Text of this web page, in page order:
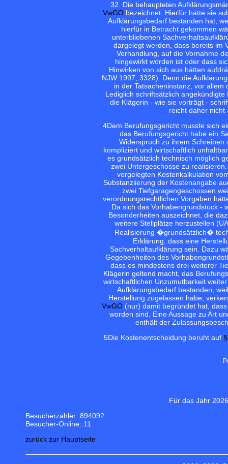
32. Die behaupteten
VwGO bezeichnet. Hierfür hätte sie
Aufklärungsbedarf bestanden hat,
hierfür in Betracht gekommen
unterbliebenen
dargelegt werden, dass bereits im
Verhandlung, auf die Vornahme
hingewirkt worden ist oder dass
Hinwirken von sich aus hätten
NJW 1997, 3328). Denn die
in der Tatsacheninstanz, vor
Lediglich schriftsätzlich
die Klägerin - wie sie vorträgt -
reicht daher nicht
4Dem Berufungsgericht musste sich
das Berufungsgericht habe ein
Widerspruch zu ihrem
kompliziert und wirtschaftlich
es grundsätzlich technisch möglich
zwei Untergeschosse zu
vorgelegten Kostenkalkulation
Substanziierung der Kostenangabe
zwei Tiefgaragengeschossen
verordnungsrechtlichen Vorgaben
Da sich das Vorhabengrundstück -
Besonderheiten auszeichnet, die
weitere Stellplätze herzustellen
Realisierung �grundsätzlich�
Erklärung, dass eine
Sachverhaltaufklärung sein. Dazu
Gegebenheiten des
dass es mindestens drei weiterer
Klägerin geltend macht, das
wirtschaftlichen Unzumutbarkeit
Aufklärungsbedarf bestanden,
Herstellung zugelassen habe,
VwGO (nur) damit begründet hat,
worden sind. Eine Aussage zu Art
enthält der
5Die Kostenentscheidung beruht auf
Für das Jahr
Besucherzähler: 894092
Besucher-Online: 11
zurück zur Hauptseite